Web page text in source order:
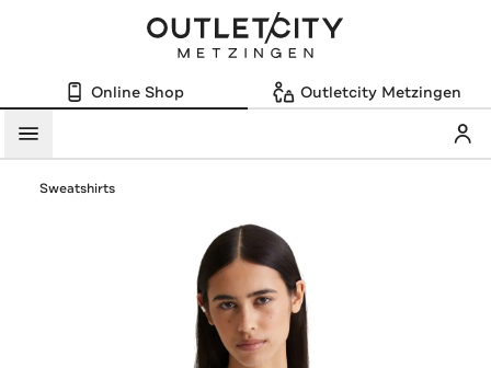
Online Shop Outletcity Metzingen
Menü
Sweatshirts